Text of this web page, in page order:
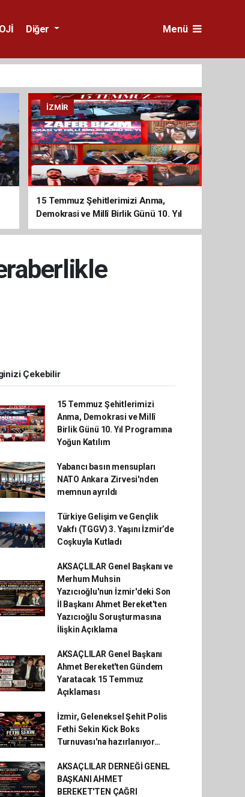
Diğer Menü
İZMIR
15 Temmuz Şehitlerimizi Anma,
Demokrasi ve Millî Birlik Günü 10. Yıl
Programına Yoğun Katılım
Çekebilir
15 Temmuz Şehitlerimizi
Anma, Demokrasi ve Millî
Birlik Günü 10. Yıl Programına
Yoğun Katılım
Yabancı basın mensupları
NATO Ankara Zirvesi'nden
memnun ayrıldı
Türkiye Gelişim ve Gençlik
Vakfı (TGGV) 3. Yaşını İzmir’de
Coşkuyla Kutladı
AKSAÇLILAR Genel Başkanı ve
Merhum Muhsin
Yazıcıoğlu'nun İzmir'deki Son
İl Başkanı Ahmet Bereket'ten
Yazıcıoğlu Soruşturmasına
İlişkin Açıklama
AKSAÇLILAR Genel Başkanı
Ahmet Bereket'ten Gündem
Yaratacak 15 Temmuz
Açıklaması
İzmir, Geleneksel Şehit Polis
Fethi Sekin Kick Boks
Turnuvası'na hazırlanıyor…
AKSAÇLILAR DERNEĞİ GENEL
BAŞKANI AHMET
BEREKET'TEN ÇAĞRI